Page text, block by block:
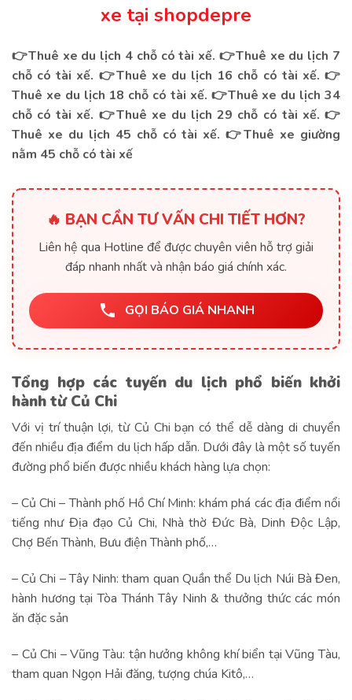
xe tại shopdepre
👉Thuê xe du lịch 4 chỗ có tài xế. 👉Thuê xe du lịch 7
chỗ có tài xế. 👉Thuê xe du lịch 16 chỗ có tài xế. 👉
Thuê xe du lịch 18 chỗ có tài xế. 👉Thuê xe du lịch 34
chỗ có tài xế. 👉Thuê xe du lịch 29 chỗ có tài xế. 👉
Thuê xe du lịch 45 chỗ có tài xế. 👉Thuê xe giường
nằm 45 chỗ có tài xế
🔥 BẠN CẦN TƯ VẤN CHI TIẾT HƠN?
Liên hệ qua Hotline để được chuyên viên hỗ trợ giải
đáp nhanh nhất và nhận báo giá chính xác.
GỌI BÁO GIÁ NHANH
Tổng hợp các tuyến du lịch phổ biến khởi
hành từ Củ Chi
Với vị trí thuận lợi, từ Củ Chi bạn có thể dễ dàng di chuyển
đến nhiều địa điểm du lịch hấp dẫn. Dưới đây là một số tuyến
đường phổ biến được nhiều khách hàng lựa chọn:
– Củ Chi – Thành phố Hồ Chí Minh: khám phá các địa điểm nổi
tiếng như Địa đạo Củ Chi, Nhà thờ Đức Bà, Dinh Độc Lập,
Chợ Bến Thành, Bưu điện Thành phố,…
– Củ Chi – Tây Ninh: tham quan Quần thể Du lịch Núi Bà Đen,
hành hương tại Tòa Thánh Tây Ninh & thưởng thức các món
ăn đặc sản
– Củ Chi – Vũng Tàu: tận hưởng không khí biển tại Vũng Tàu,
tham quan Ngọn Hải đăng, tượng chúa Kitô,…